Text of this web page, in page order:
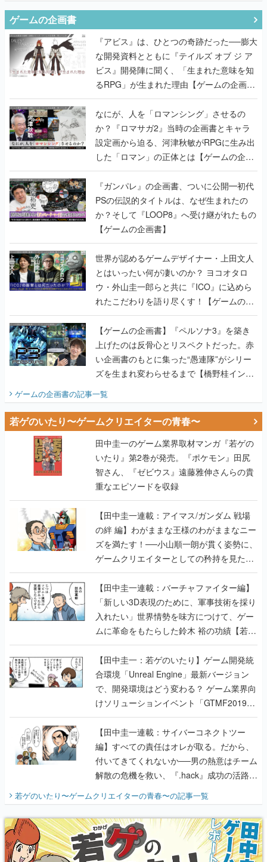
ゲームの企画書
『アビス』は、ひとつの奇跡だった──膨大
な開発資料とともに『テイルズ オブ ジ ア
ビス』開発陣に聞く、「生まれた意味を知
るRPG」が生まれた理由【ゲームの企画
書】
なにが、人を「ロマンシング」させるの
か？『ロマサガ2』当時の企画書とキャラ
設定画から迫る、河津秋敏がRPGに生み出
した「ロマン」の正体とは【ゲームの企画
書】
『ガンパレ』の企画書、ついに公開━初代
PSの伝説的タイトルは、なぜ生まれたの
か？そして『LOOP8』へ受け継がれたもの
【ゲームの企画書】
世界が認めるゲームデザイナー・上田文人
とはいったい何が凄いのか？ ヨコオタロ
ウ・外山圭一郎らと共に『ICO』に込めら
れたこだわりを語り尽くす！【ゲームの企
画書】
【ゲームの企画書】『ペルソナ3』を築き
上げたのは反骨心とリスペクトだった。赤
い企画書のもとに集った“愚連隊”がシリー
ズを生まれ変わらせるまで【橋野桂インタ
ゲームの企画書の記事一覧
若ゲのいたり〜ゲームクリエイターの青春〜
田中圭一のゲーム業界取材マンガ『若ゲの
いたり』第2巻が発売。『ポケモン』田尻
智さん、『ゼビウス』遠藤雅伸さんらの貴
重なエピソードを収録
【田中圭一連載：アイマス/ガンダム 戦場
の絆 編】わがままな王様のわがままなニー
ズを満たす！──小山順一朗が貫く姿勢に、
ゲームクリエイターとしての矜持を見た
【若ゲのいたり最終回】
【田中圭一連載：バーチャファイター編】
「新しい3D表現のために、軍事技術を採り
入れたい」世界情勢を味方につけて、ゲー
ムに革命をもたらした鈴木 裕の功績【若ゲ
のいたり】
【田中圭一：若ゲのいたり】ゲーム開発統
合環境「Unreal Engine」最新バージョン
で、開発環境はどう変わる？ ゲーム業界向
けソリューションイベント「GTMF2019」
に行って、より理解を深めよう【PR】
【田中圭一連載：サイバーコネクトツー
編】すべての責任はオレが取る。だから、
付いてきてくれないか──男の熱意はチーム
解散の危機を救い、『.hack』成功の活路を
『少年ジャンプ』色だった【若ゲのいた
り】
若ゲのいたり〜ゲームクリエイターの青春〜の記事一覧